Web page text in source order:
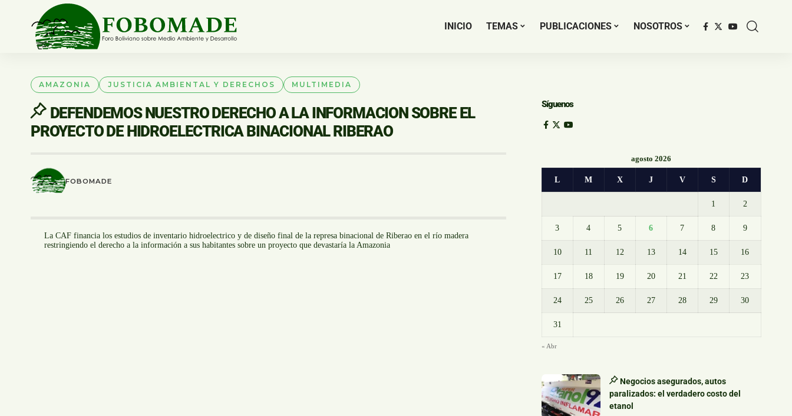
INICIO TEMAS PUBLICACIONES NOSOTROS
AMAZONIA JUSTICIA AMBIENTAL Y DERECHOS MULTIMEDIA
DEFENDEMOS NUESTRO DERECHO A LA INFORMACION SOBRE EL
PROYECTO DE HIDROELECTRICA BINACIONAL RIBERAO
FOBOMADE
La CAF financia los estudios de inventario hidroelectrico y de diseño final de la represa binacional de Riberao en el río madera
restringiendo el derecho a la información a sus habitantes sobre un proyecto que devastaría la Amazonia
Síguenos
agosto 2026
L M X J V S D
1 2
3 4 5 6 7 8 9
10 11 12 13 14 15 16
17 18 19 20 21 22 23
24 25 26 27 28 29 30
31
« Abr
Negocios asegurados, autos
paralizados: el verdadero costo del
etanol